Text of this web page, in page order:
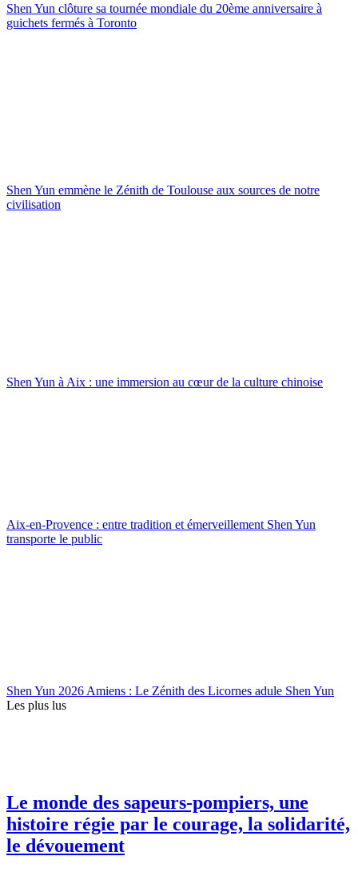
Shen Yun clôture sa tournée mondiale du 20ème anniversaire à
guichets fermés à Toronto
Shen Yun emmène le Zénith de Toulouse aux sources de notre
civilisation
Shen Yun à Aix : une immersion au cœur de la culture chinoise
Aix-en-Provence : entre tradition et émerveillement Shen Yun
transporte le public
Shen Yun 2026 Amiens : Le Zénith des Licornes adule Shen Yun
Les plus lus
Le monde des sapeurs-pompiers, une
histoire régie par le courage, la solidarité,
le dévouement